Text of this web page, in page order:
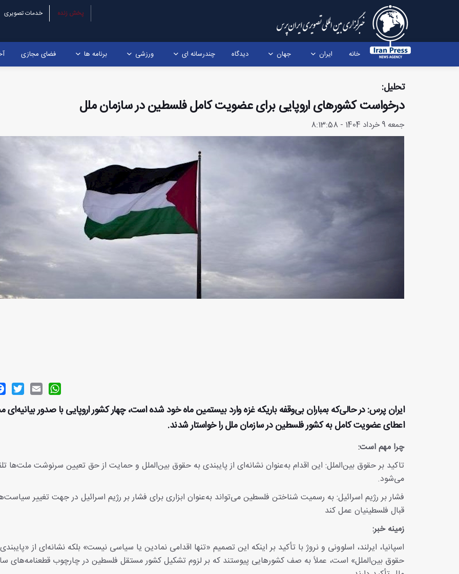
پخش زنده خدمات تصویری
خانه ایران جهان دیدگاه چندرسانه ای ورزشی برنامه ها فضای مجازی
تحلیل:
درخواست کشورهای اروپایی برای عضویت کامل فلسطین در سازمان ملل
جمعه 9 خرداد 1404 - 8:13:58
Email
WhatsApp
ایران پرس: در حالی‌که بمباران بی‌وقفه باریکه غزه وارد بیستمین ماه خود شده است، چهار کشور اروپایی با صدور بیانیه‌ای
اعطای عضویت کامل به کشور فلسطین در سازمان ملل را خواستار شدند.
چرا مهم است:
تاکید بر حقوق بین‌الملل: این اقدام به‌عنوان نشانه‌ای از پایبندی به حقوق بین‌الملل و حمایت از حق تعیین سرنوشت ملت‌ها
می‌شود.
فشار بر رژیم اسرائیل: به رسمیت شناختن فلسطین می‌تواند به‌عنوان ابزاری برای فشار بر رژیم اسرائیل در جهت تغییر
قبال فلسطینیان عمل کند
زمینه خبر:
اسپانیا، ایرلند، اسلوونی و نروژ با تأکید بر اینکه این تصمیم «تنها اقدامی نمادین یا سیاسی نیست» بلکه نشانه‌ای از
حقوق بین‌الملل» است، عملاً به صف کشورهایی پیوستند که بر لزوم تشکیل کشور مستقل فلسطین در چارچوب قطعنامه‌های